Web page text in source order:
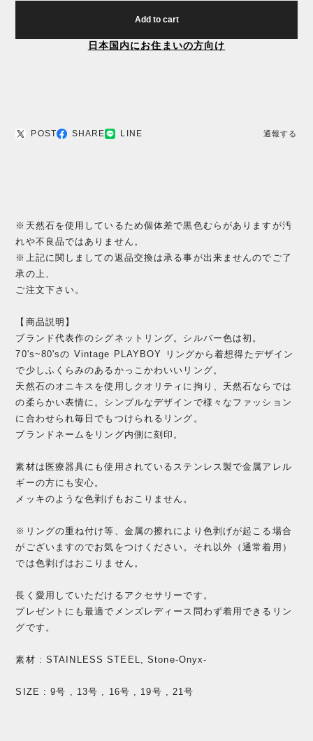
Add to cart
日本国内にお住まいの方向け
POST SHARE LINE 通報する
※天然石を使用しているため個体差で黒色むらがありますが汚
れや不良品ではありません。
※上記に関しましての返品交換は承る事が出来ませんのでご了
承の上、
ご注文下さい。
【商品説明】
ブランド代表作のシグネットリング。シルバー色は初。
70's~80'sの Vintage PLAYBOY リングから着想得たデザイン
で少しふくらみのあるかっこかわいいリング。
天然石のオニキスを使用しクオリティに拘り、天然石ならでは
の柔らかい表情に。シンプルなデザインで様々なファッション
に合わせられ毎日でもつけられるリング。
ブランドネームをリング内側に刻印。
素材は医療器具にも使用されているステンレス製で金属アレル
ギーの方にも安心。
メッキのような色剥げもおこりません。
※リングの重ね付け等、金属の擦れにより色剥げが起こる場合
がございますのでお気をつけください。それ以外（通常着用）
では色剥げはおこりません。
長く愛用していただけるアクセサリーです。
プレゼントにも最適でメンズレディース問わず着用できるリン
グです。
素材 : STAINLESS STEEL, Stone-Onyx-
SIZE : 9号 , 13号 , 16号 , 19号 , 21号